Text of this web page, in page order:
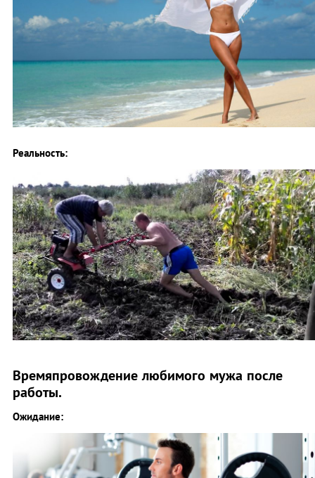
Реальность:
Времяпровождение любимого мужа после
работы.
Ожидание: